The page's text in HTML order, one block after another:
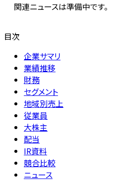
関連ニュースは準備中です。
目次
企業サマリ
業績推移
財務
セグメント
地域別売上
従業員
大株主
配当
IR資料
競合比較
ニュース